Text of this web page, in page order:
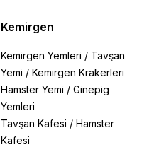
Kemirgen
Kemirgen Yemleri / Tavşan
Yemi / Kemirgen Krakerleri
Hamster Yemi / Ginepig
Yemleri
Tavşan Kafesi / Hamster
Kafesi